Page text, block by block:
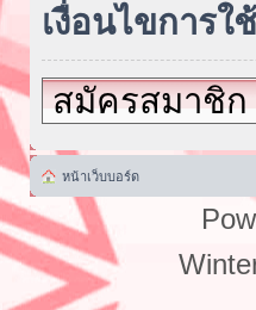
เงื่อนไขการใ
สมัครสมาชิก
หน้าเว็บบอร์ด